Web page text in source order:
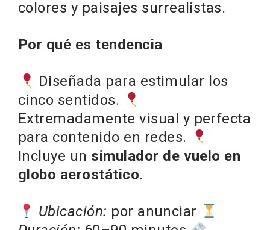
colores y paisajes surrealistas.
Por qué es tendencia
Diseñada para estimular los
cinco sentidos.
Extremadamente visual y perfecta
para contenido en redes.
Incluye un simulador de vuelo en
globo aerostático.
Ubicación: por anunciar